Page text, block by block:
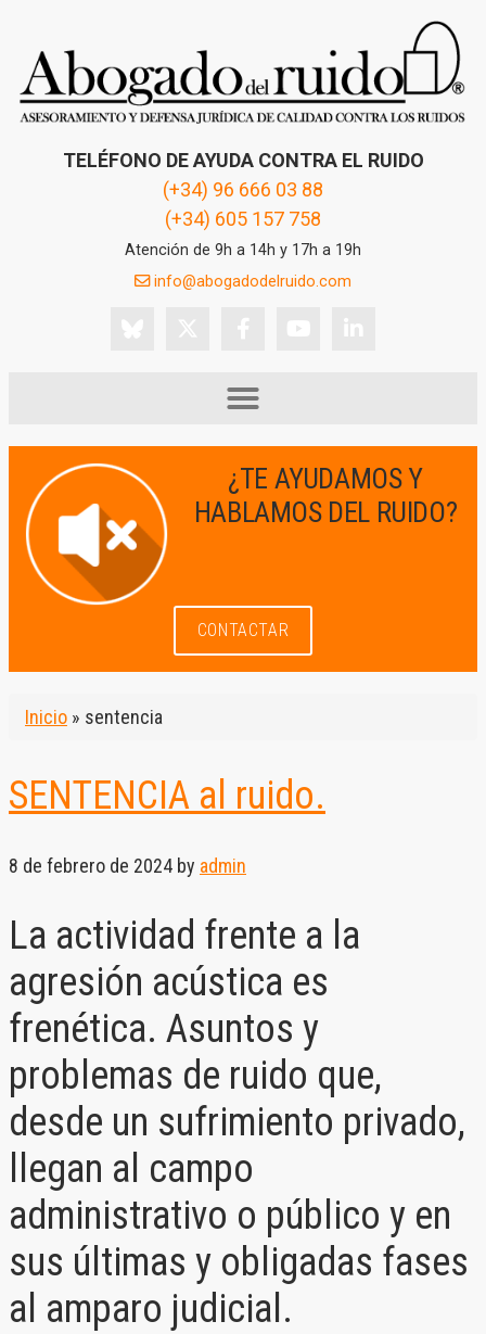
TELÉFONO DE AYUDA CONTRA EL RUIDO
(+34) 96 666 03 88
(+34) 605 157 758
Atención de 9h a 14h y 17h a 19h
info@abogadodelruido.com
¿TE AYUDAMOS Y
HABLAMOS DEL RUIDO?
CONTACTAR
Inicio » sentencia
SENTENCIA al ruido.
8 de febrero de 2024 by admin
La actividad frente a la
agresión acústica es
frenética. Asuntos y
problemas de ruido que,
desde un sufrimiento privado,
llegan al campo
administrativo o público y en
sus últimas y obligadas fases
al amparo judicial.